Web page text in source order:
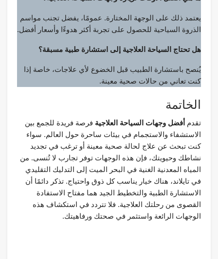
يعتمد ذلك على الوجهة المختارة. عمومًا، يفضل تجنب مواسم
الذروة السياحية للحصول على تجربة أكثر هدوءًا وأسعار أفضل.
هل تحتاج السياحة العلاجية إلى استشارة طبية مسبقة؟
يُنصح باستشارة الطبيب قبل الخضوع لأي علاجات، خاصة إذا
كنت تعاني من حالات صحية معينة.
الخاتمة
تقدم أفضل وجهات السياحة العلاجية فرصة فريدة للجمع بين
الاستشفاء والاستجمام في بيئات ساحرة حول العالم. سواء
كنت تبحث عن علاج لحالة صحية معينة أو ترغب في تجديد
نشاطك وحيويتك، فإن هذه الوجهات توفر تجارب لا تُنسى. من
المياه المعدنية الغنية في البحر الميت إلى التدليك التقليدي
في تايلاند، هناك خيار يناسب كل ذوق واحتياج. تذكر دائمًا أن
الاستشارة الطبية والتخطيط الجيد هما مفتاح الاستفادة
القصوى من رحلتك العلاجية. فلا تتردد في استكشاف هذه
الوجهات الرائعة واستثمر في صحتك ورفاهيتك.